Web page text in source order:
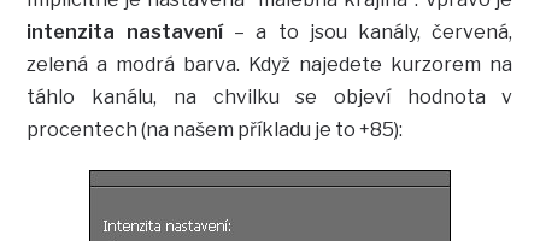
intenzita nastavení– a to jsou kanály, červená,
zelená a modrá barva. Když najedete kurzorem na
táhlo kanálu, na chvilku se objeví hodnota v
procentech (na našem příkladu je to +85):